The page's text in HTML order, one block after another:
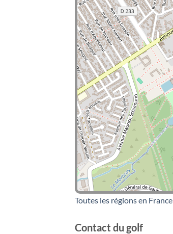
Toutes les régions en France
Contact du golf